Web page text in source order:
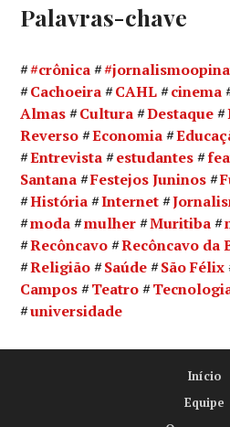
Palavras-chave
#crônica
Cachoeira
CAHL cinema
Almas
Cultura Destaque
Reverso
Economia
Entrevista
estudantes
Santana
Festejos Juninos
História
Internet
moda
mulher Muritiba
Recôncavo
Recôncavo da
Religião
Saúde São Félix
Campos
Teatro
universidade
Início
Equipe